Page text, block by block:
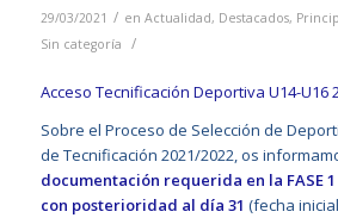
29/03/2021 / en Actualidad, Destacados,
Sin categoría
/
Acceso Tecnificación Deportiva U14-U16
Sobre el Proceso de Selección de
de Tecnificación 2021/2022, os
documentación requerida en la FASE
con posterioridad al día 31 (fecha